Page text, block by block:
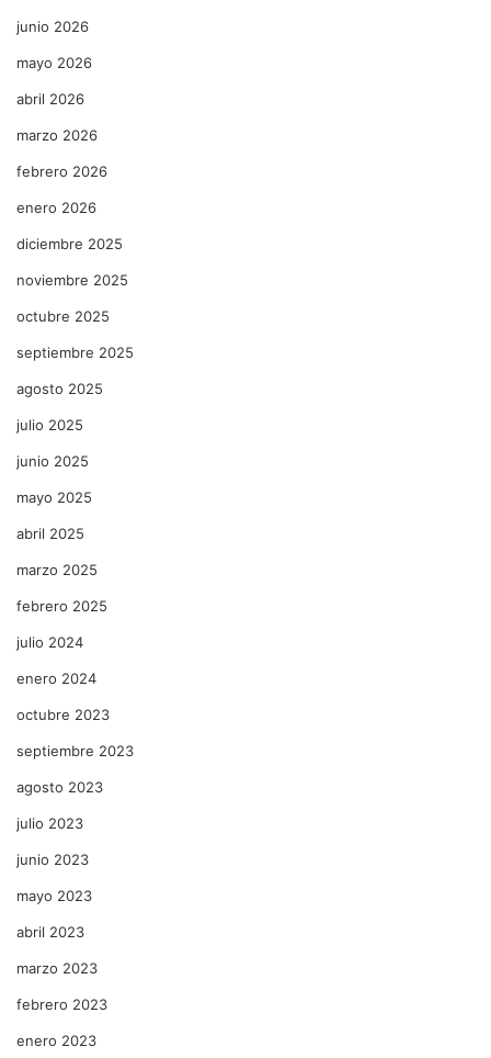
junio 2026
mayo 2026
abril 2026
marzo 2026
febrero 2026
enero 2026
diciembre 2025
noviembre 2025
octubre 2025
septiembre 2025
agosto 2025
julio 2025
junio 2025
mayo 2025
abril 2025
marzo 2025
febrero 2025
julio 2024
enero 2024
octubre 2023
septiembre 2023
agosto 2023
julio 2023
junio 2023
mayo 2023
abril 2023
marzo 2023
febrero 2023
enero 2023